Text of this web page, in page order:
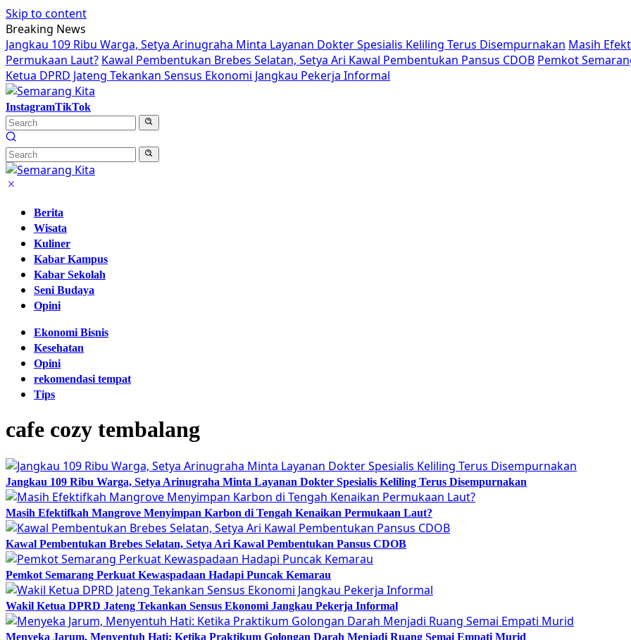
Skip to content
Breaking News
Jangkau 109 Ribu Warga, Setya Arinugraha Minta Layanan Dokter Spesialis Keliling Terus Disempurnakan Masih
Permukaan Laut? Kawal Pembentukan Brebes Selatan, Setya Ari Kawal Pembentukan Pansus CDOB Pemkot
Ketua DPRD Jateng Tekankan Sensus Ekonomi Jangkau Pekerja Informal
InstagramTikTok
Berita
Wisata
Kuliner
Kabar Kampus
Kabar Sekolah
Seni Budaya
Opini
Ekonomi Bisnis
Kesehatan
Opini
rekomendasi tempat
Tips
cafe cozy tembalang
Jangkau 109 Ribu Warga, Setya Arinugraha Minta Layanan Dokter Spesialis Keliling Terus Disempurnakan
Masih Efektifkah Mangrove Menyimpan Karbon di Tengah Kenaikan Permukaan Laut?
Kawal Pembentukan Brebes Selatan, Setya Ari Kawal Pembentukan Pansus CDOB
Pemkot Semarang Perkuat Kewaspadaan Hadapi Puncak Kemarau
Wakil Ketua DPRD Jateng Tekankan Sensus Ekonomi Jangkau Pekerja Informal
Menyeka Jarum, Menyentuh Hati: Ketika Praktikum Golongan Darah Menjadi Ruang Semai Empati Murid